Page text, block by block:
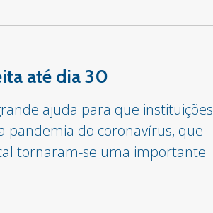
até dia 30
ajuda para que instituições
pandemia do coronavírus, que
tornaram-se uma importante